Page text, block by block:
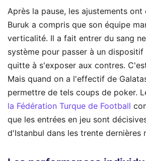
Après la pause, les ajustements ont
Buruk a compris que son équipe
verticalité. Il a fait entrer du sang
système pour passer à un
quitte à s'exposer aux contres.
Mais quand on a l'effectif de
permettre de tels coups de poker.
la Fédération Turque de Football
que les entrées en jeu sont
d'Istanbul dans les trente dernières